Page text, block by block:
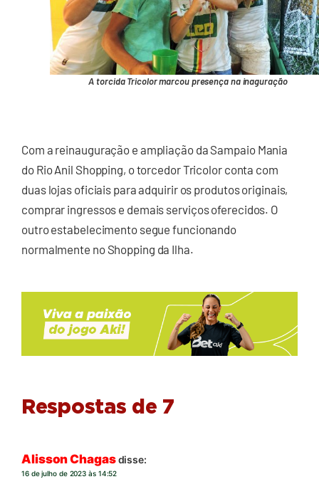
A torcida Tricolor marcou presença na inaguração
Com a reinauguração e ampliação da Sampaio Mania
do Rio Anil Shopping, o torcedor Tricolor conta com
duas lojas oficiais para adquirir os produtos originais,
comprar ingressos e demais serviços oferecidos. O
outro estabelecimento segue funcionando
normalmente no Shopping da Ilha.
Respostas de 7
Alisson Chagasdisse:
16 de julho de 2023 às 14:52